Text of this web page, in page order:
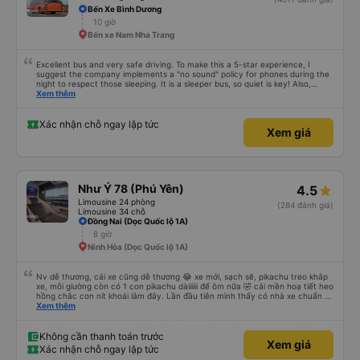
Bến Xe Bình Dương
10 giờ
Bến xe Nam Nha Trang
Excellent bus and very safe driving. To make this a 5-star experience, I
suggest the company implements a "no sound" policy for phones during the
night to respect those sleeping. It is a sleeper bus, so quiet is key! Also,
please display the Wi-Fi password clearly inside the cabin for convenience. I
quy định rõ ràng về việc giữ im lặng (tắt âm thanh điện thoại) vào ban đêm
để tránh làm phiền hành khách khác ngủ. Ngoài ra, nhà xe nên dán sẵn mật
khẩu Wi-Fi trong xe để hành khách dễ dàng sử dụng. Tôi vẫn sẽ tiếp tục ủng
Xem thêm
Xác nhận chỗ ngay lập tức
Xem giá
Như Ý 78 (Phú Yên)
Limousine 24 phòng
Limousine 34 chỗ
4.5
(284 đánh giá)
Đồng Nai (Dọc Quốc lộ 1A)
8 giờ
Ninh Hòa (Dọc Quốc lộ 1A)
Nv dễ thương, cái xe cũng dễ thương 😂 xe mới, sạch sẽ, pikachu treo khắp
xe, mỗi giường còn có 1 con pikachu dàiiiiii để ôm nữa 🤣 cái mền hoạ tiết heo
hồng chắc con nít khoái lắm đây. Lần đầu tiên mình thấy có nhà xe chuẩn bị
cả bàn chải đánh răng. Có 2 ông bà cụ lên xe còn được nv dẫn tới tận nơi để
Xem thêm
Không cần thanh toán trước
Xác nhận chỗ ngay lập tức
Xem giá